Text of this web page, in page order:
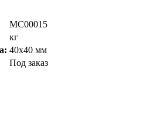
MC00015
кг
40х40 мм
Под заказ